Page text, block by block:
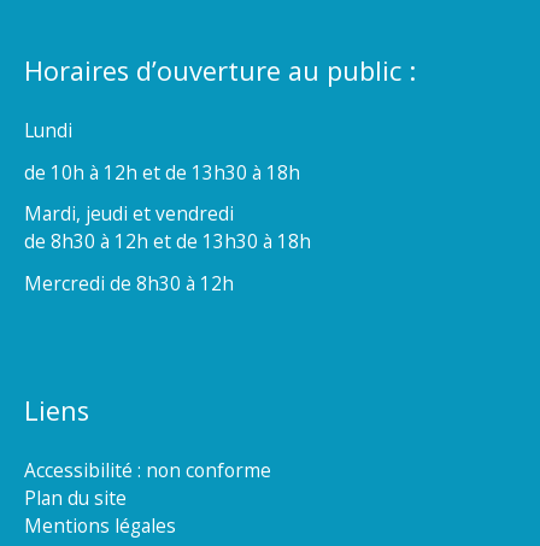
Horaires d’ouverture au public :
Lundi
de 10h à 12h et de 13h30 à 18h
Mardi, jeudi et vendredi
de 8h30 à 12h et de 13h30 à 18h
Mercredi de 8h30 à 12h
Liens
Accessibilité : non conforme
Plan du site
Mentions légales